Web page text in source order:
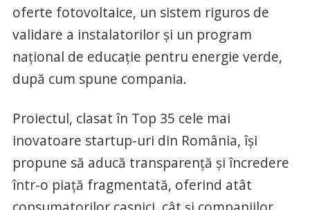
oferte fotovoltaice, un sistem riguros de
validare a instalatorilor și un program
național de educație pentru energie verde,
după cum spune compania.
Proiectul, clasat în Top 35 cele mai
inovatoare startup-uri din România, își
propune să aducă transparență și încredere
într-o piață fragmentată, oferind atât